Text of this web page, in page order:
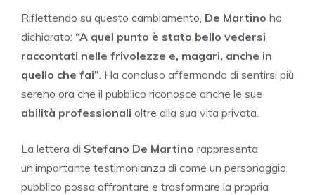
Riflettendo su questo cambiamento, De Martino ha
dichiarato: “A quel punto è stato bello vedersi
raccontati nelle frivolezze e, magari, anche in
quello che fai”. Ha concluso affermando di sentirsi più
sereno ora che il pubblico riconosce anche le sue
abilità professionali oltre alla sua vita privata.
La lettera di Stefano De Martino rappresenta
un’importante testimonianza di come un personaggio
pubblico possa affrontare e trasformare la propria